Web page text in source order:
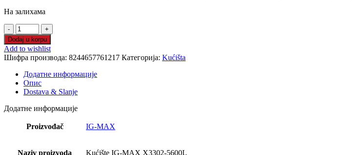
На залихама
Kuciste
IG-
MAX
E06T81BR-
5600
количина
Dodaj u korpu
Add to wishlist
Шифра производа: 8244657761217 Категорија: Kućišta
Додатне информације
Опис
Dostava & Slanje
Додатне информације
Proizvođač IG-MAX
Naziv proizvoda Kućište IG-MAX X3302-5600L